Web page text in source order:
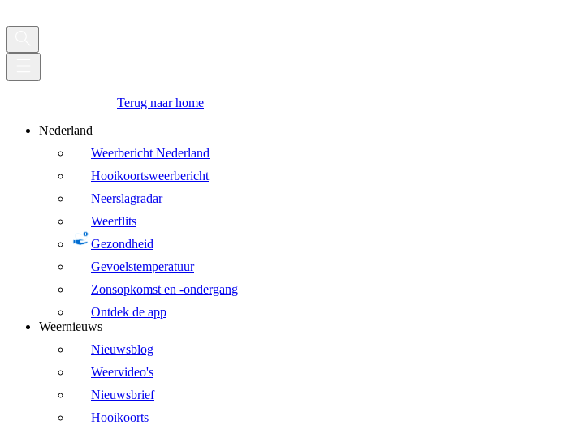
Terug naar home
Nederland
Weerbericht Nederland
Hooikoortsweerbericht
Neerslagradar
Weerflits
Gezondheid
Gevoelstemperatuur
Zonsopkomst en -ondergang
Ontdek de app
Weernieuws
Nieuwsblog
Weervideo's
Nieuwsbrief
Hooikoorts